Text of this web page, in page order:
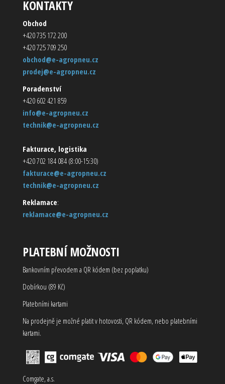
KONTAKTY
Obchod
+420 735 172 200
+420 725 709 250
obchod@e-agropneu.cz
prodej@e-agropneu.cz
Poradenství
+420 602 421 859
info@e-agropneu.cz
technik@e-agropneu.cz
Fakturace, logistika
+420 702 184 084 (8:00-15:30)
fakturace@e-agropneu.cz
technik@e-agropneu.cz
Reklamace:
reklamace@e-agropneu.cz
PLATEBNÍ MOŽNOSTI
Bankovním převodem a QR kódem (bez poplatku)
Dobírkou (89 Kč)
Platebními kartami
Na prodejně je možné platit v hotovosti, QR kódem, nebo platebními
kartami.
Comgate, a.s.